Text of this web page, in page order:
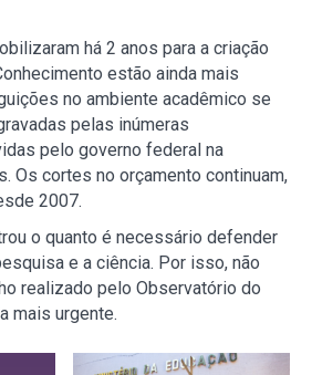
há 2 anos para a criação
estão ainda mais
no ambiente acadêmico se
pelas inúmeras
pelo governo federal na
Os cortes no orçamento continuam,
2007.
o quanto é necessário defender
e a ciência. Por isso, não
realizado pelo Observatório do
mais urgente.